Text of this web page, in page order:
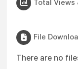
Total Views
File
There are no